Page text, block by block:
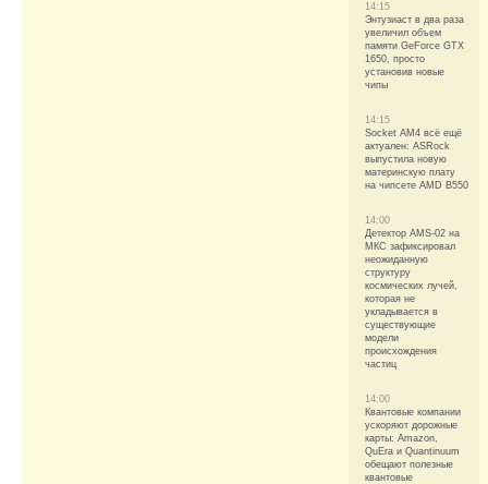
14:15
Энтузиаст в два раза
увеличил объем
памяти GeForce GTX
1650, просто
установив новые
чипы
14:15
Socket AM4 всё ещё
актуален: ASRock
выпустила новую
материнскую плату
на чипсете AMD B550
14:00
Детектор AMS-02 на
МКС зафиксировал
неожиданную
структуру
космических лучей,
которая не
укладывается в
существующие
модели
происхождения
частиц
14:00
Квантовые компании
ускоряют дорожные
карты: Amazon,
QuEra и Quantinuum
обещают полезные
квантовые